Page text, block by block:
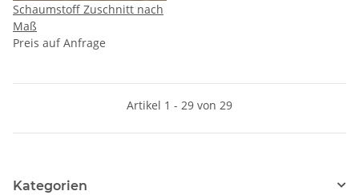
Schaumstoff Zuschnitt nach
Maß
Preis auf Anfrage
Artikel 1 - 29 von 29
Kategorien